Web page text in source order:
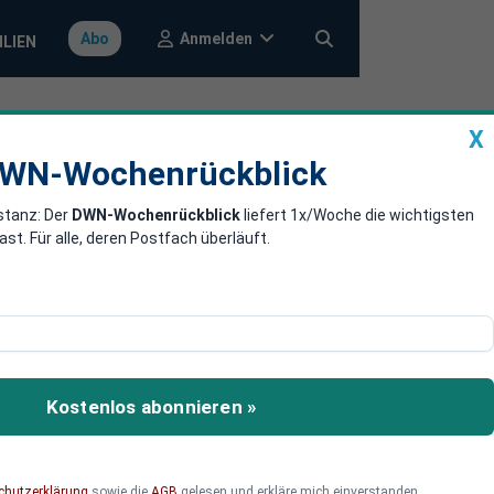
Abo Anmelden
so stark
X
Wochenrückblick
Der DWN-Wochenrückblick liefert 1x/Woche die wichtigsten
Für alle, deren Postfach überläuft.
Kostenlos abonnieren »